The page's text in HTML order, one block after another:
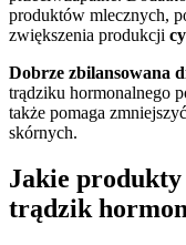
produktów mlecznych,
zwiększenia produkcji
Dobrze zbilansowana
trądziku hormonalnego
także pomaga
skórnych.
Jakie produkty
trądzik